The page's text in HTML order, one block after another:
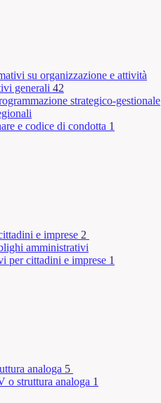
su organizzazione e attività
generali 42
strategico-gestionale
e codice di condotta 1
e imprese 2
amministrativi
per cittadini e imprese 1
analoga 5
o struttura analoga 1